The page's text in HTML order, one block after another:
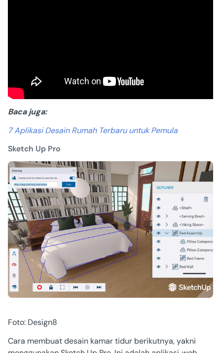
Baca juga:
7 Aplikasi Desain Rumah Terbaru untuk Pemula
Sketch Up Pro
Foto: Design8
Cara membuat desain kamar tidur berikutnya, yakni